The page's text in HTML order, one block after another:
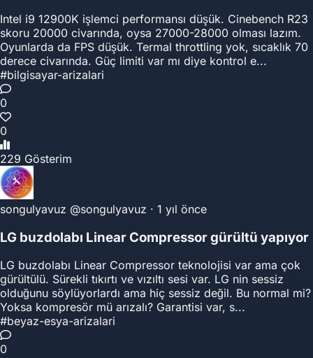
Intel i9 12900K işlemci performansı düşük. Cinebench R23
skoru 20000 civarında, oysa 27000-28000 olması lazım.
Oyunlarda da FPS düşük. Termal throttling yok, sıcaklık 70
derece civarında. Güç limiti var mı diye kontrol e...
#bilgisayar-arizalari
0
0
229 Gösterim
songulyavuz @songulyavuz · 1 yıl önce
LG buzdolabı Linear Compressor gürültü yapıyor
LG buzdolabı Linear Compressor teknolojisi var ama çok
gürültülü. Sürekli tıkırtı ve vızıltı sesi var. LG nin sessiz
olduğunu söylüyorlardı ama hiç sessiz değil. Bu normal mi?
Yoksa kompresör mü arızalı? Garantisi var, s...
#beyaz-esya-arizalari
0